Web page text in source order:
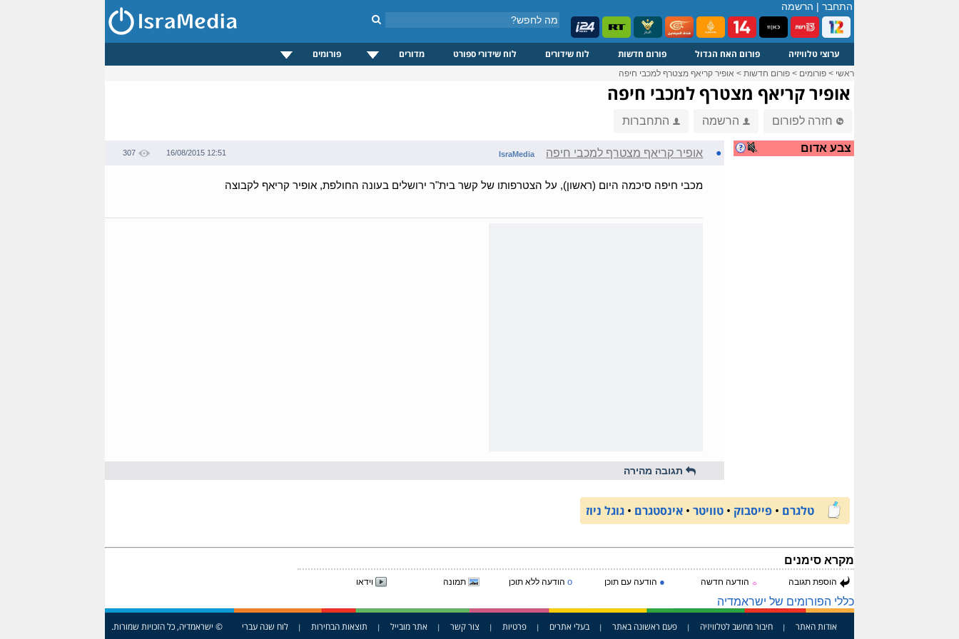
התחבר | הרשמה
ערוצי טלוויזיה פורום האח הגדול פורום חדשות לוח שידורים לוח שידורי ספורט מדורים פורומים
ראשי > פורומים > פורום חדשות > אופיר קריאף מצטרף למכבי חיפה
אופיר קריאף מצטרף למכבי חיפה
חזרה לפורום הרשמה התחברות
צבע אדום ● אופיר קריאף מצטרף למכבי חיפה IsraMedia
16/08/2015 12:51
307
מכבי חיפה סיכמה היום (ראשון), על הצטרפותו של קשר בית"ר ירושלים בעונה החולפת, אופיר קריאף לקבוצה
תגובה מהירה
טלגרם • פייסבוק • טוויטר • אינסטגרם • גוגל ניוז
מקרא סימנים
הוספת תגובה ☼ הודעה חדשה ● הודעה עם תוכן o הודעה ללא תוכן תמונה וידאו
כללי הפורומים של ישראמדיה
© ישראמדיה, כל הזכויות שמורות. אודות האתר | חיבור מחשב לטלוויזיה | פעם ראשונה באתר | בעלי אתרים | פרטיות | צור קשר | אתר מובייל | תוצאות הבחירות | לוח שנה עברי